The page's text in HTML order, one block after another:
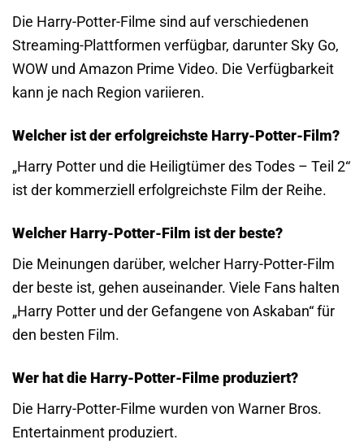
Die Harry-Potter-Filme sind auf verschiedenen
Streaming-Plattformen verfügbar, darunter Sky Go,
WOW und Amazon Prime Video. Die Verfügbarkeit
kann je nach Region variieren.
Welcher ist der erfolgreichste Harry-Potter-Film?
„Harry Potter und die Heiligtümer des Todes – Teil 2“
ist der kommerziell erfolgreichste Film der Reihe.
Welcher Harry-Potter-Film ist der beste?
Die Meinungen darüber, welcher Harry-Potter-Film
der beste ist, gehen auseinander. Viele Fans halten
„Harry Potter und der Gefangene von Askaban“ für
den besten Film.
Wer hat die Harry-Potter-Filme produziert?
Die Harry-Potter-Filme wurden von Warner Bros.
Entertainment produziert.